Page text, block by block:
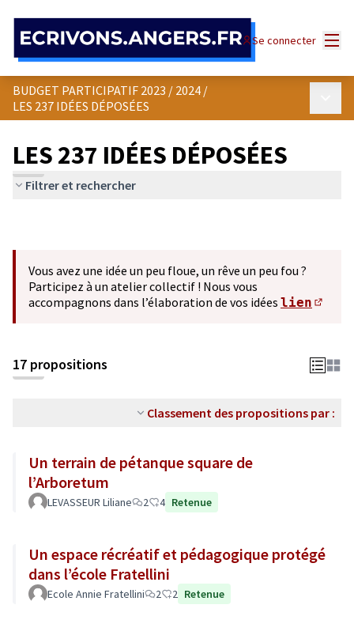
Se connecter
BUDGET PARTICIPATIF 2023 / 2024 /
LES 237 IDÉES DÉPOSÉES
LES 237 IDÉES DÉPOSÉES
Filtrer et rechercher
Vous avez une idée un peu floue, un rêve un peu fou ?
Participez à un atelier collectif ! Nous vous
accompagnons dans l’élaboration de vos idées lien
17 propositions
Classement des propositions par :
Un terrain de pétanque square de
l’Arboretum
LEVASSEUR Liliane 2 4 Retenue
Un espace récréatif et pédagogique protégé
dans l’école Fratellini
Ecole Annie Fratellini 2 2 Retenue